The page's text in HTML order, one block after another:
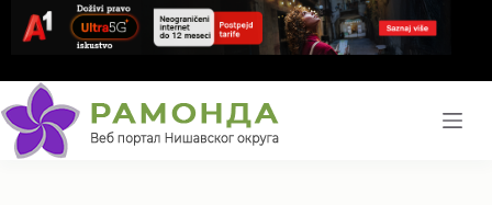
content